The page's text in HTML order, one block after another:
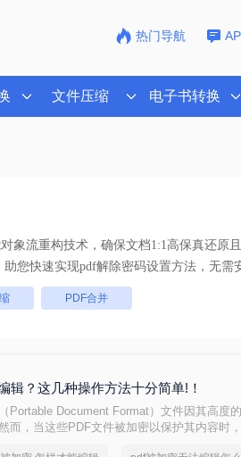
热门导航
文件压缩 电子书转换
象流重构技术，确保文档1:1高保真还原
全。助您快速实现pdf解除密码设置方法，无需
PDF合并
辑？这几种操作方法十分简单!！
Portable Document Format）文件因其高度
而，当这些PDF文件被加密以保护其内容时